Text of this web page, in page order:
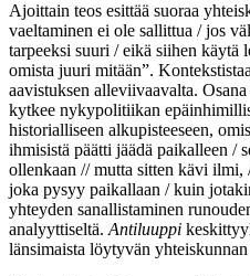
Ajoittain teos esittää suoraa
vaeltaminen ei ole sallittua / jos
tarpeeksi suuri / eikä siihen käytä
omista juuri mitään”.
aavistuksen alleviivaavalta.
kytkee nykypolitiikan
historialliseen alkupisteeseen,
ihmisistä päätti jäädä paikalleen /
ollenkaan // mutta sitten kävi ilmi,
joka pysyy paikallaan / kuin
yhteyden sanallistaminen
analyyttiseltä. Antiluuppi
länsimaista löytyvän